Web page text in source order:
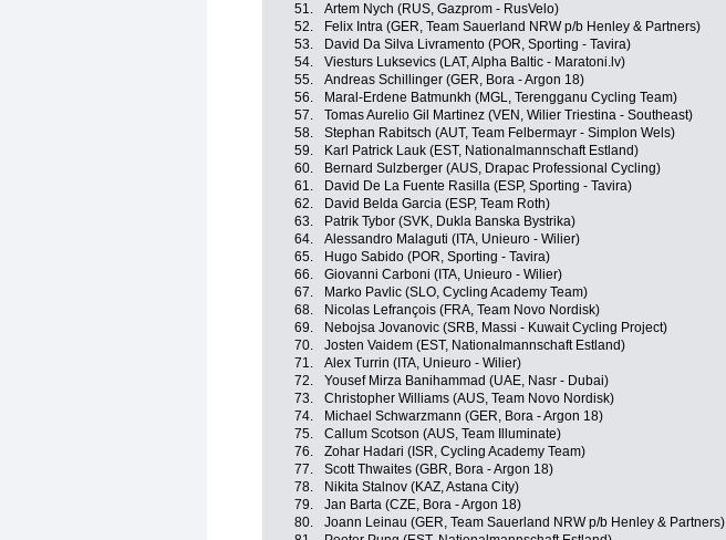
51.
Artem Nych (RUS, Gazprom - RusVelo)
52.
Felix Intra (GER, Team Sauerland NRW p/b Henley & Partners)
53.
David Da Silva Livramento (POR, Sporting - Tavira)
54.
Viesturs Luksevics (LAT, Alpha Baltic - Maratoni.lv)
55.
Andreas Schillinger (GER, Bora - Argon 18)
56.
Maral-Erdene Batmunkh (MGL, Terengganu Cycling Team)
57.
Tomas Aurelio Gil Martinez (VEN, Wilier Triestina - Southeast)
58.
Stephan Rabitsch (AUT, Team Felbermayr - Simplon Wels)
59.
Karl Patrick Lauk (EST, Nationalmannschaft Estland)
60.
Bernard Sulzberger (AUS, Drapac Professional Cycling)
61.
David De La Fuente Rasilla (ESP, Sporting - Tavira)
62.
David Belda Garcia (ESP, Team Roth)
63.
Patrik Tybor (SVK, Dukla Banska Bystrika)
64.
Alessandro Malaguti (ITA, Unieuro - Wilier)
65.
Hugo Sabido (POR, Sporting - Tavira)
66.
Giovanni Carboni (ITA, Unieuro - Wilier)
67.
Marko Pavlic (SLO, Cycling Academy Team)
68.
Nicolas Lefrançois (FRA, Team Novo Nordisk)
69.
Nebojsa Jovanovic (SRB, Massi - Kuwait Cycling Project)
70.
Josten Vaidem (EST, Nationalmannschaft Estland)
71.
Alex Turrin (ITA, Unieuro - Wilier)
72.
Yousef Mirza Banihammad (UAE, Nasr - Dubai)
73.
Christopher Williams (AUS, Team Novo Nordisk)
74.
Michael Schwarzmann (GER, Bora - Argon 18)
75.
Callum Scotson (AUS, Team Illuminate)
76.
Zohar Hadari (ISR, Cycling Academy Team)
77.
Scott Thwaites (GBR, Bora - Argon 18)
78.
Nikita Stalnov (KAZ, Astana City)
79.
Jan Barta (CZE, Bora - Argon 18)
80.
Joann Leinau (GER, Team Sauerland NRW p/b Henley & Partners)